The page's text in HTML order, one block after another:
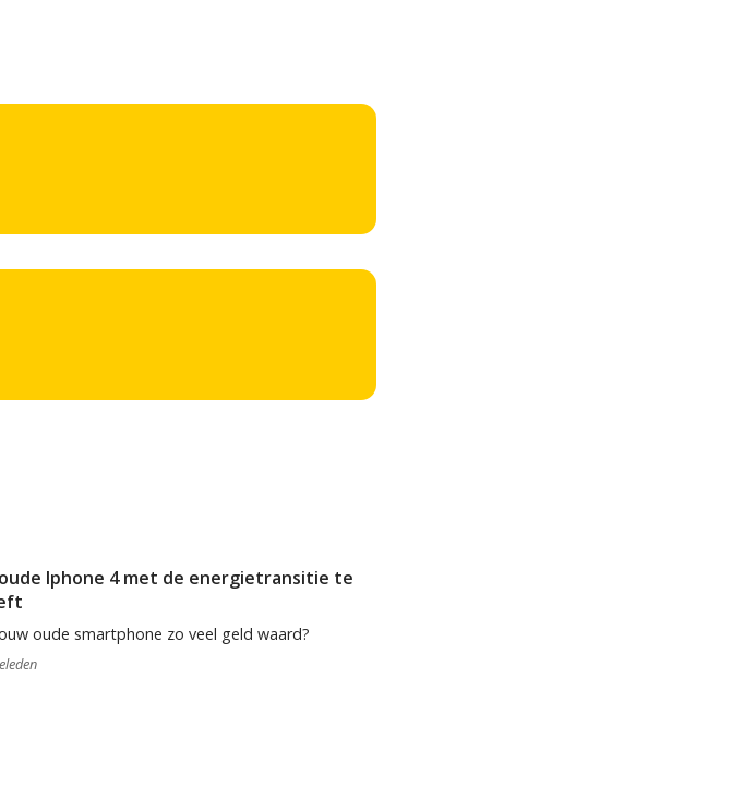
Iphone 4 met de energietransitie te
oude smartphone zo veel geld waard?